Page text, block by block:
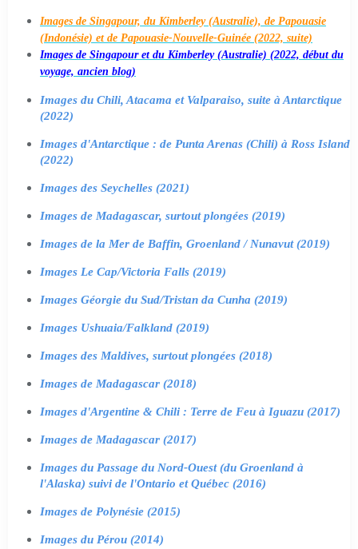
Images de Singapour, du Kimberley (Australie), de Papouasie
(Indonésie) et de Papouasie-Nouvelle-Guinée (2022, suite)
Images de Singapour et du Kimberley (Australie) (2022, début du
voyage, ancien blog)
Images du Chili, Atacama et Valparaiso, suite à Antarctique
(2022)
Images d'Antarctique : de Punta Arenas (Chili) à Ross Island
(2022)
Images des Seychelles (2021)
Images de Madagascar, surtout plongées (2019)
Images de la Mer de Baffin, Groenland / Nunavut (2019)
Images Le Cap/Victoria Falls (2019)
Images Géorgie du Sud/Tristan da Cunha (2019)
Images Ushuaia/Falkland (2019)
Images des Maldives, surtout plongées (2018)
Images de Madagascar (2018)
Images d'Argentine & Chili : Terre de Feu à Iguazu (2017)
Images de Madagascar (2017)
Images du Passage du Nord-Ouest (du Groenland à
l'Alaska) suivi de l'Ontario et Québec (2016)
Images de Polynésie (2015)
Images du Pérou (2014)